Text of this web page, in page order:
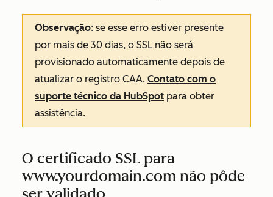
Observação: se esse erro estiver presente
por mais de 30 dias, o SSL não será
provisionado automaticamente depois de
atualizar o registro CAA. Contato com o
suporte técnico da HubSpot para obter
assistência.
O certificado SSL para
www.yourdomain.com não pôde